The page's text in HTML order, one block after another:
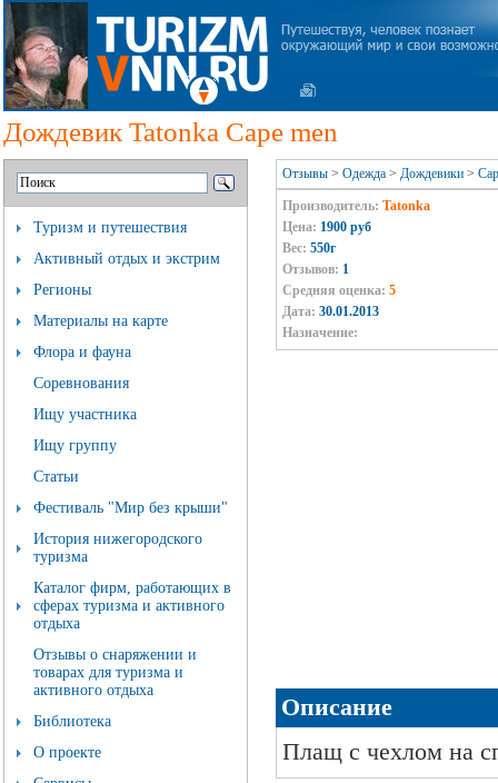
Дождевик Tatonka Cape men
Туризм и путешествия
Активный отдых и экстрим
Регионы
Материалы на карте
Флора и фауна
Соревнования
Ищу участника
Ищу группу
Статьи
Фестиваль "Мир без крыши"
История нижегородского
туризма
Каталог фирм, работающих в
сферах туризма и активного
отдыха
Отзывы о снаряжении и
товарах для туризма и
активного отдыха
Библиотека
О проекте
Отзывы> Одежда> Дождевики>
Производитель: Tatonka
Цена: 1900 руб
Вес: 550г
Отзывов: 1
Средняя оценка: 5
Дата: 30.01.2013
Назначение:
Описание
Плащ с чехлом на